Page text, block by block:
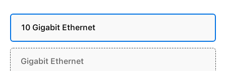
10 Gigabit Ethernet
Gigabit Ethernet